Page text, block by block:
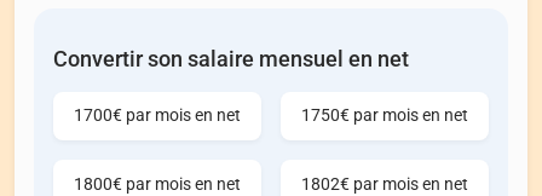
Convertir son salaire mensuel en net
1700€ par mois en net 1750€ par mois en net
1800€ par mois en net 1802€ par mois en net